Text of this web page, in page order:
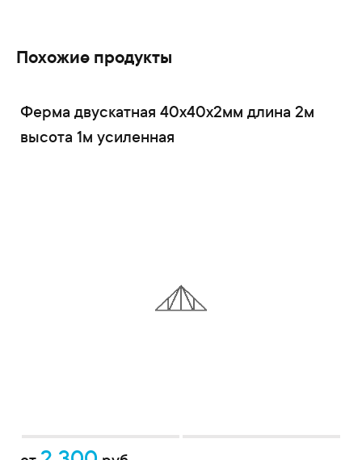
Похожие продукты
Ферма двускатная 40x40x2мм длина 2м
высота 1м усиленная